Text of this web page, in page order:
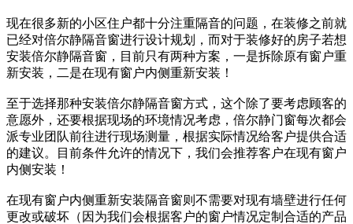
现在很多新的小区住户都十分注重隔音的问题，在装修之前就
已经对倍尔静隔音窗进行设计规划，而对于装修好的房子若想
安装倍尔静隔音窗，目前只有两种方案，一是拆除原有窗户重
新安装，二是在现有窗户内侧重新安装！
至于选择那种安装倍尔静隔音窗方式，这个除了要考虑顾客的
意愿外，还要根据现场的环境情况考虑，倍尔静门窗每次都会
派专业团队前往进行现场测量，根据实际情况给客户提供合适
的建议。目前条件允许的情况下，我们会推荐客户在现有窗户
内侧安装！
在现有窗户内侧重新安装隔音窗则不需要对现有墙壁进行任何
更改或破坏（因为我们会根据客户的窗户情况定制合适的产品